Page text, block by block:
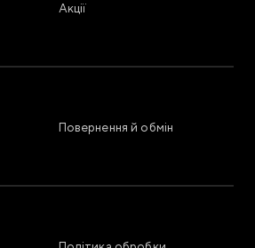
Акції
Повернення й обмін